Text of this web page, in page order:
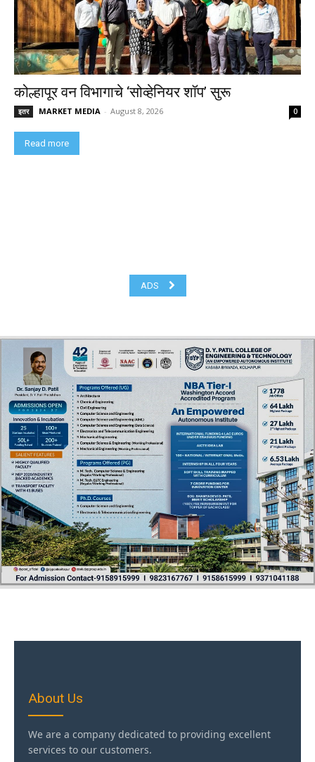
कोल्हापूर वन विभागाचे ‘सोव्हेनियर शॉप’ सुरू
इतर MARKET MEDIA - August 8, 2026 0
Read more
ADS
About Us
We are a company dedicated to providing excellent
services to our customers.